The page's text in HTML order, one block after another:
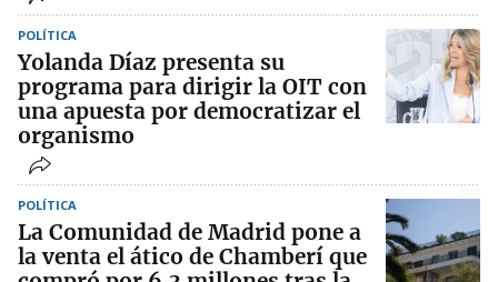
POLÍTICA
Yolanda Díaz presenta su
programa para dirigir la OIT con
una apuesta por democratizar el
organismo
POLÍTICA
La Comunidad de Madrid pone a
la venta el ático de Chamberí que